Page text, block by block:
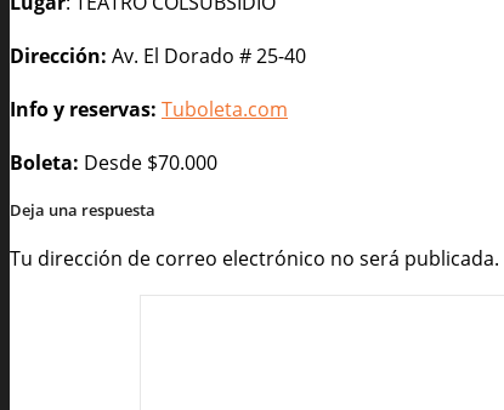
Dirección: Av. El Dorado # 25-40
Info y reservas: Tuboleta.com
Boleta: Desde $70.000
Deja una respuesta
Tu dirección de correo electrónico no será publicada.